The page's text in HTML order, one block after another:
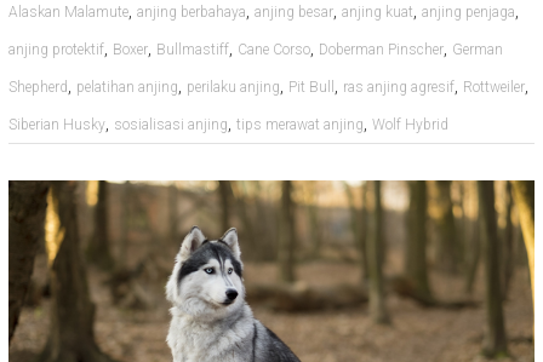
Alaskan Malamute, anjing berbahaya, anjing besar, anjing kuat, anjing penjaga,
anjing protektif, Boxer, Bullmastiff, Cane Corso, Doberman Pinscher, German
Shepherd , pelatihan anjing, perilaku anjing, Pit Bull , ras anjing agresif, Rottweiler,
Siberian Husky, sosialisasi anjing, tips merawat anjing, Wolf Hybrid